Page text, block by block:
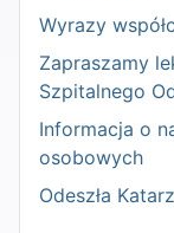
Wyrazy
Zapraszamy
Szpitalnego
Informacja o
osobowych
Odeszła